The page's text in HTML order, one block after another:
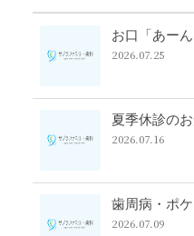
お口「あー
2026.07.25
夏季休診の
2026.07.16
歯周病・ポ
2026.07.09